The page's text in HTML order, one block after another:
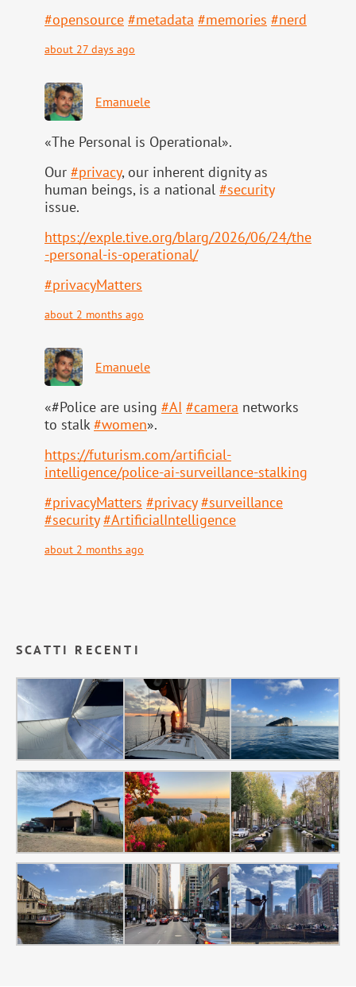
#opensource #metadata #memories #nerd
about 27 days ago
Emanuele
«The Personal is Operational».
Our #privacy, our inherent dignity as
human beings, is a national #security
issue.
https://exple.tive.org/blarg/2026/06/24/the
-personal-is-operational/
#privacyMatters
about 2 months ago
Emanuele
«#Police are using #AI #camera networks
to stalk#women».
https://futurism.com/artificial-
intelligence/police-ai-surveillance-stalking
#privacyMatters #privacy #surveillance
#security #ArtificialIntelligence
about 2 months ago
SCATTI RECENTI